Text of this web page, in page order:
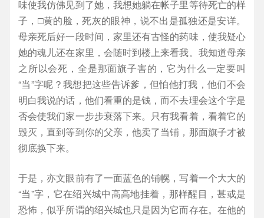
味使我仿佛见到了她，我想她躺在帐子里等待死亡的样
子，□黄的脸，死灰的眼神，说不出是孤独还是安详。
母亲死后好一段时间，家里还有古怪的药味，使我疑心
她的魂儿还在家里，会随时到楼上来看我。我知道母亲
之所以会死，全是那面旗子害的，它为什么一定要叫
“当”字呢？我想把这些告诉爹，但怕他打我，他们不会
明白我说的话，他们看重的是钱，而不去理会这个字是
否会使我们家一步步衰落下来。只有我看着，看着它的
毁灭，直到等到你的父亲，他卖了当铺，那面旗子才被
彻底换下来。
于是，亦文眼前有了一面蓝色的铺幌，写着一个大大的
“当”字，它在绍兴城中高高地挂着，那样醒目，甚或是
恐怖，似乎所谓的绍兴城也只是因为它而存在。在他的